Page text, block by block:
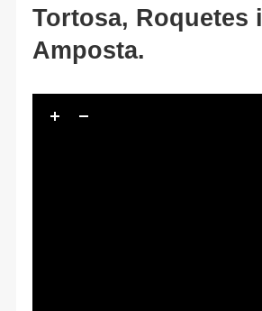
Tortosa, Roquetes i
Amposta.